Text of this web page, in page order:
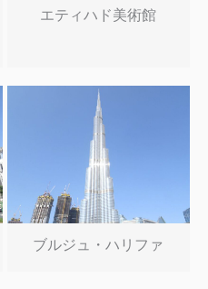
エティハド美術館
ブルジュ・ハリファ